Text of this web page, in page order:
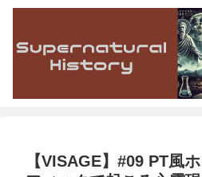
【VISAGE】#09 PT風